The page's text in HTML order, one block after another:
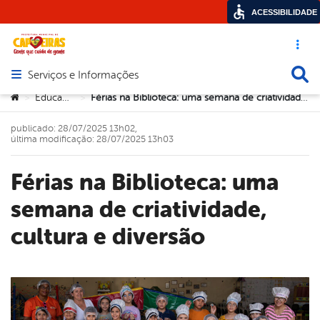
Acesso
Abrir menu principal de navegação
Serviços e Informações
Você está aqui:
> Educação > Férias na Biblioteca: uma semana de criatividade, cultura e diversão
Férias na Biblioteca: uma
semana de criatividade,
cultura e diversão
publicado: 28/07/2025 13h02,
última modificação: 28/07/2025 13h03
ACESSIBILIDADE